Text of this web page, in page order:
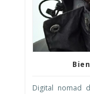
Digital nomad